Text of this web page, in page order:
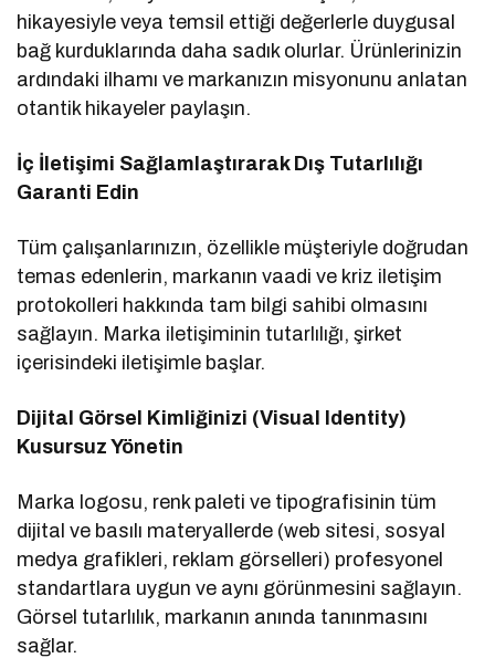
hikayesiyle veya temsil ettiği değerlerle duygusal
bağ kurduklarında daha sadık olurlar. Ürünlerinizin
ardındaki ilhamı ve markanızın misyonunu anlatan
otantik hikayeler paylaşın.
İç İletişimi Sağlamlaştırarak Dış Tutarlılığı
Garanti Edin
Tüm çalışanlarınızın, özellikle müşteriyle doğrudan
temas edenlerin, markanın vaadi ve kriz iletişim
protokolleri hakkında tam bilgi sahibi olmasını
sağlayın. Marka iletişiminin tutarlılığı, şirket
içerisindeki iletişimle başlar.
Dijital Görsel Kimliğinizi (Visual Identity)
Kusursuz Yönetin
Marka logosu, renk paleti ve tipografisinin tüm
dijital ve basılı materyallerde (web sitesi, sosyal
medya grafikleri, reklam görselleri) profesyonel
standartlara uygun ve aynı görünmesini sağlayın.
Görsel tutarlılık, markanın anında tanınmasını
sağlar.